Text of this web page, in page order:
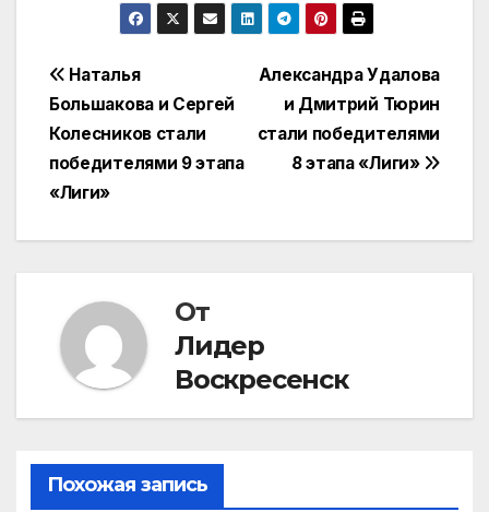
Навигация
по
записям
Александра Удалова
и Дмитрий Тюрин
стали победителями
8 этапа «Лиги»
Наталья
Большакова и Сергей
Колесников стали
победителями 9 этапа
«Лиги»
От
Лидер
Воскресенск
Похожая запись